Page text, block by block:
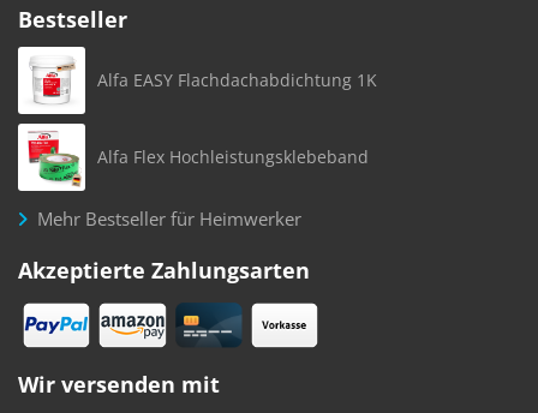
Bestseller
Alfa EASY Flachdachabdichtung 1K
Alfa Flex Hochleistungsklebeband
Mehr Bestseller für Heimwerker
Akzeptierte Zahlungsarten
Wir versenden mit